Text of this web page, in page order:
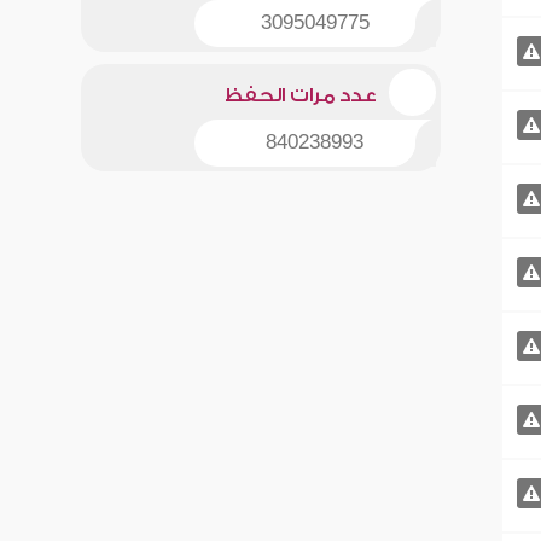
3095049775
عدد مرات الحفظ
840238993